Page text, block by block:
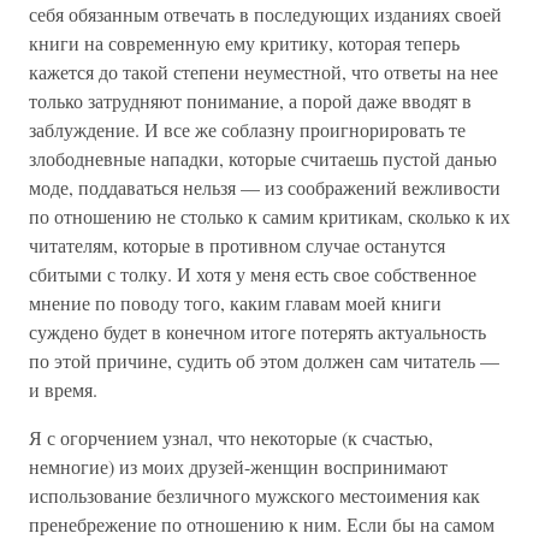
себя обязанным отвечать в последующих изданиях своей
книги на современную ему критику, которая теперь
кажется до такой степени неуместной, что ответы на нее
только затрудняют понимание, а порой даже вводят в
заблуждение. И все же соблазну проигнорировать те
злободневные нападки, которые считаешь пустой данью
моде, поддаваться нельзя — из соображений вежливости
по отношению не столько к самим критикам, сколько к их
читателям, которые в противном случае останутся
сбитыми с толку. И хотя у меня есть свое собственное
мнение по поводу того, каким главам моей книги
суждено будет в конечном итоге потерять актуальность
по этой причине, судить об этом должен сам читатель —
и время.
Я с огорчением узнал, что некоторые (к счастью,
немногие) из моих друзей-женщин воспринимают
использование безличного мужского местоимения как
пренебрежение по отношению к ним. Если бы на самом